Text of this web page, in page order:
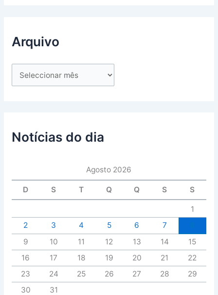
Arquivo
Notícias do dia
Agosto 2026
D S T Q Q S S
1
2
3 4 5 6 7
9
10 11 12 13 14
15
16
17 18 19 20 21
22
23
24 25 26 27 28
29
30
31